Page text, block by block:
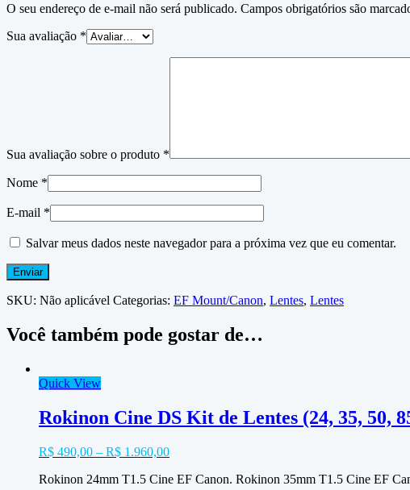
O seu endereço de e-mail não será publicado. Campos obrigatórios são
Sua avaliação *
Sua avaliação sobre o produto *
Nome *
E-mail *
Salvar meus dados neste navegador para a próxima vez que eu comentar.
SKU: Não aplicável Categorias: EF Mount/Canon, Lentes, Lentes
Você também pode gostar de…
Quick View
Rokinon Cine DS Kit de Lentes (24, 35, 50,
R$ 490,00 – R$ 1.960,00
Rokinon 24mm T1.5 Cine EF Canon. Rokinon 35mm T1.5 Cine EF